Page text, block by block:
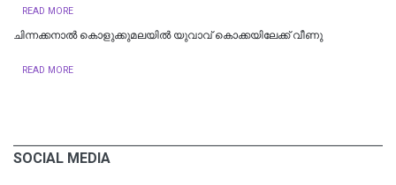
READ MORE
ചിന്നക്കനാൽ കൊളുക്കുമലയില്‍ യുവാവ് കൊക്കയിലേക്ക് വീണു
READ MORE
SOCIAL MEDIA